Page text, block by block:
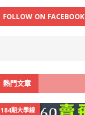
FOLLOW ON FACEBOOK
熱門文章
184期大學線